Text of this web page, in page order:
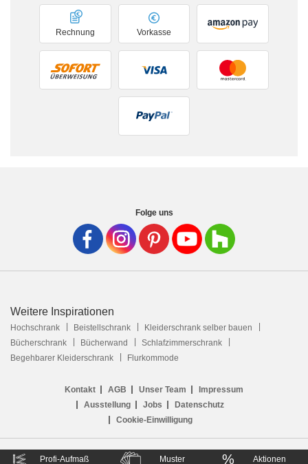
Profi-Aufmaß Muster % Aktionen
Vorkasse
Rechnung
Folge uns
Weitere Inspirationen
Hochschrank Beistellschrank
Kleiderschrank selber bauen
Bücherschrank
Bücherwand
Schlafzimmerschrank
Begehbarer Kleiderschrank
Flurkommode
Kontakt AGB Unser Team
Impressum
Ausstellung
Jobs
Datenschutz
Cookie-Einwilligung